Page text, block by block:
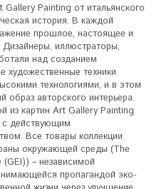
Painting от итальянского
история. В каждой
прошлое, настоящее и
Дизайнеры, иллюстраторы,
над созданием
художественные техники
технологиями, и в этом
авторского интерьера.
из картин Art Gallery Painting
с действующим
Все товары коллекции
окружающей среды (The
– независимой
пропагандой эко-